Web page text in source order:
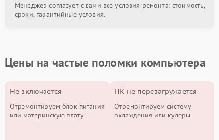
Менеджер согласует с вами все условия ремонта: стоимость,
сроки, гарантийные условия.
Цены на частые поломки компьютера
Не включается
Отремонтируем блок питания
или материнскую плату
ПК не перезагружается
Отремонтируем систему
охлаждения или кулеры